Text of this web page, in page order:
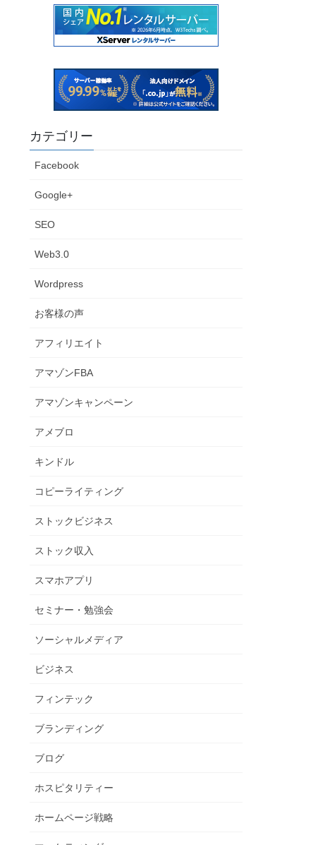
カテゴリー
Facebook
Google+
SEO
Web3.0
Wordpress
お客様の声
アフィリエイト
アマゾンFBA
アマゾンキャンペーン
アメブロ
キンドル
コピーライティング
ストックビジネス
ストック収入
スマホアプリ
セミナー・勉強会
ソーシャルメディア
ビジネス
フィンテック
ブランディング
ブログ
ホスピタリティー
ホームページ戦略